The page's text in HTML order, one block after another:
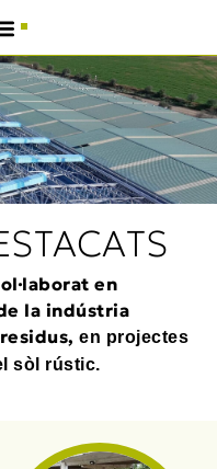
en
la indústria
en projectes
sòl rústic.